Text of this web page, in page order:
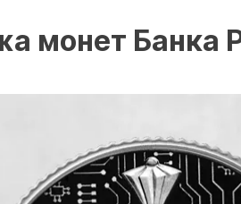
монет Банка